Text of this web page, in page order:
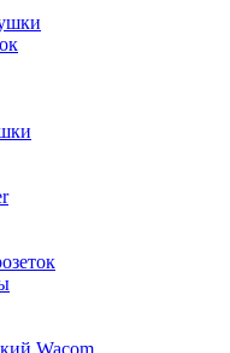
Wacom